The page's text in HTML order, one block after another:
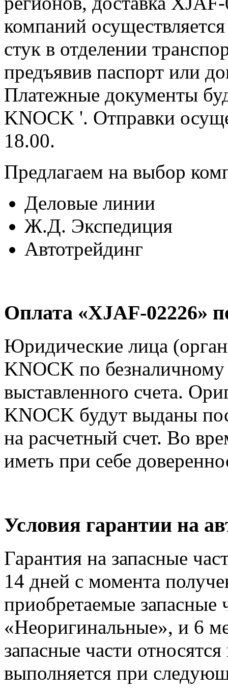
компаний
стук в отделении
предъявив паспорт или
Платежные документы
KNOCK '. Отправки
18.00.
Предлагаем на выбор
Деловые линии
Ж.Д. Экспедиция
Автотрейдинг
Оплата «XJAF-02226»
Юридические лица
KNOCK по безналичному
выставленного счета.
KNOCK будут выданы
на расчетный счет. Во
иметь при себе
Условия гарантии на
Гарантия на запасные
14 дней с момента
приобретаемые запасные
«Неоригинальные», и 6
запасные части
выполняется при